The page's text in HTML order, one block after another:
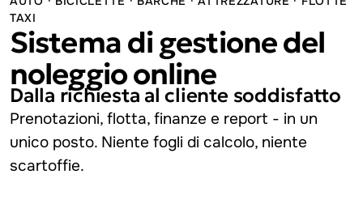
TAXI
Sistema di gestione del
noleggio online
Dalla richiesta al cliente soddisfatto
Prenotazioni, flotta, finanze e report - in un
unico posto. Niente fogli di calcolo, niente
scartoffie.